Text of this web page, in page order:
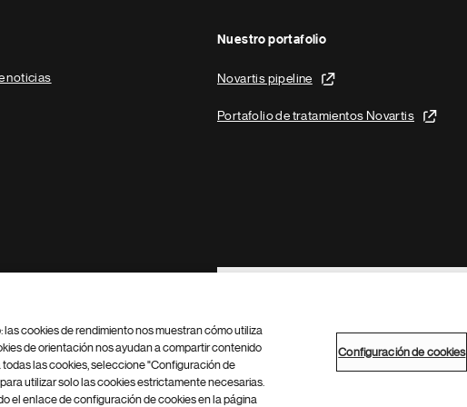
noticias
Nuestro portafolio
Novartis pipeline
Portafolio de tratamientos Novartis
Footer Site Search
Configuración de cookies Mapa del sitio
cookies de rendimiento nos muestran cómo utiliza
de orientación nos ayudan a compartir contenido
las cookies, seleccione "Configuración de
utilizar solo las cookies estrictamente necesarias.
el enlace de configuración de cookies en la página
Configuración de cookies